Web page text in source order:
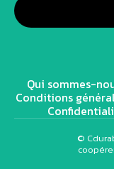
Qui sommes-
Conditions
©